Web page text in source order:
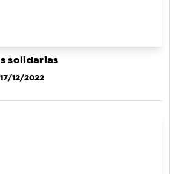
solidarias
12/2022